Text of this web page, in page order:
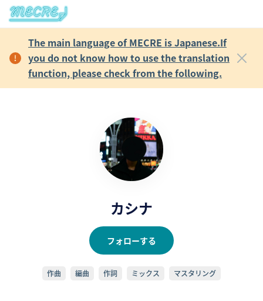
The main language of MECRE is Japanese.If
you do not know how to use the translation
function, please check from the following.
カシナ
フォローする
作曲 編曲 作詞 ミックス マスタリング